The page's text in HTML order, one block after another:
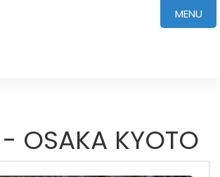
OSAKA KYOTO
MENU